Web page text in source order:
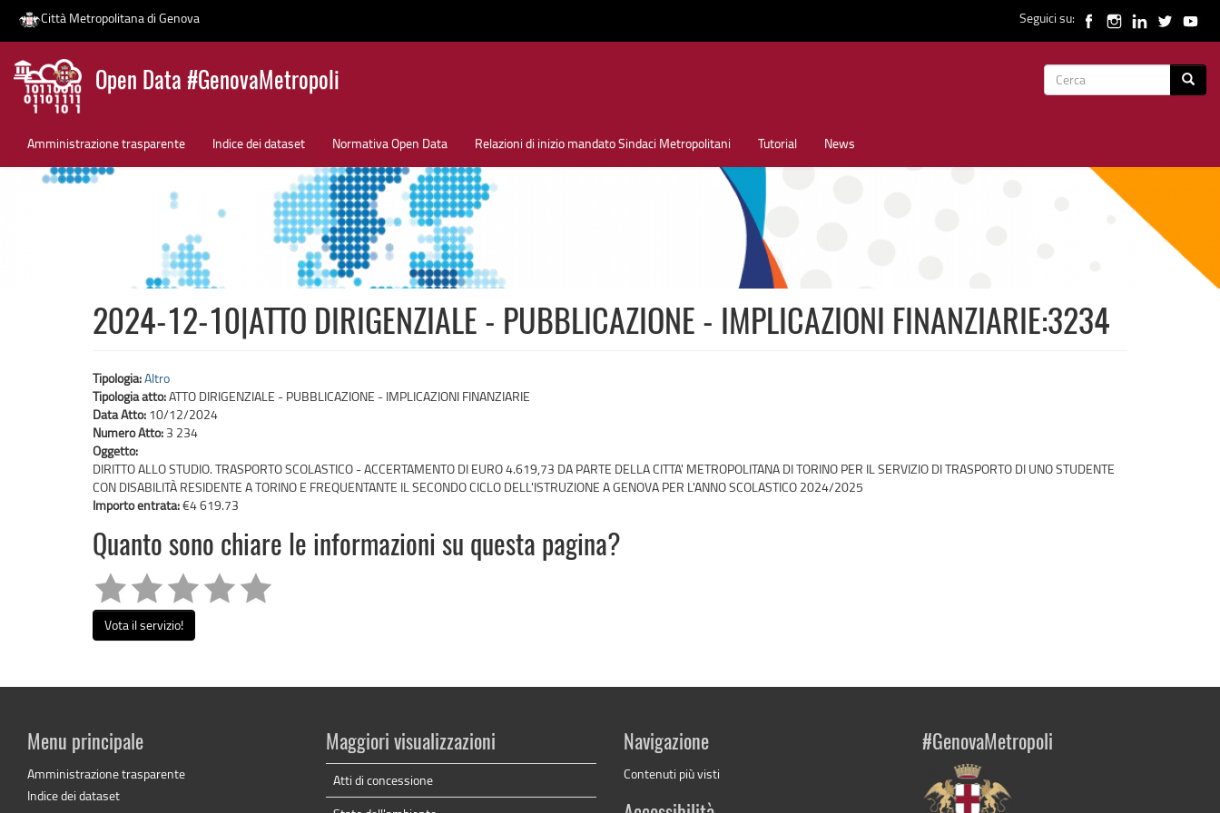
Salta
contenuto
Città Metropolitana di Genova Seguici su:
Open Data #GenovaMetropoli
Form
Amministrazione trasparente Indice dei dataset Normativa Open Data Relazioni di inizio mandato Sindaci Metropolitani Tutorial News
News
2024-12-10|ATTO DIRIGENZIALE - PUBBLICAZIONE - IMPLICAZIONI FINANZIARIE:3234
Tipologia:Altro
Tipologia atto:ATTO DIRIGENZIALE - PUBBLICAZIONE - IMPLICAZIONI FINANZIARIE
Data Atto: 10/12/2024
Numero Atto: 3 234
Oggetto:
DIRITTO ALLO STUDIO. TRASPORTO SCOLASTICO - ACCERTAMENTO DI EURO 4.619,73 DA PARTE DELLA CITTA' METROPOLITANA DI TORINO PER IL SERVIZIO DI TRASPORTO DI UNO STUDENTE
CON DISABILITÀ RESIDENTE A TORINO E FREQUENTANTE IL SECONDO CICLO DELL'ISTRUZIONE A GENOVA PER L'ANNO SCOLASTICO 2024/2025
Importo entrata:€4 619.73
Quanto sono chiare le informazioni su questa pagina?
Vota il servizio!
Menu principale
Amministrazione trasparente
Indice dei dataset
Maggiori visualizzazioni
Atti di concessione
Navigazione
Contenuti più visti
#GenovaMetropoli